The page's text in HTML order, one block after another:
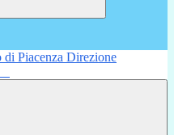
Direzione